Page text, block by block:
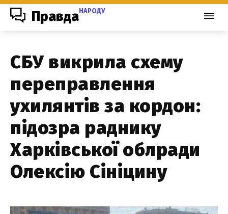
ПравдаНАРОДУ
СБУ викрила схему
переправлення
ухилянтів за кордон:
підозра раднику
Харківської облради
Олексію Сініцину